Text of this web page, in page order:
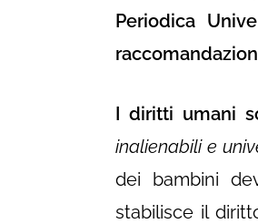
Periodica
I diritti umani
inalienabili e
dei bambini
stabilisce il